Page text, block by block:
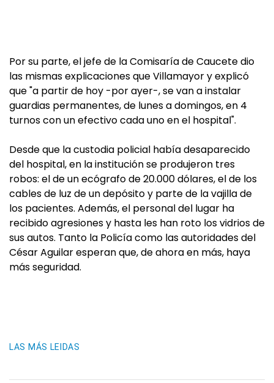
Por su parte, el jefe de la Comisaría de Caucete dio
las mismas explicaciones que Villamayor y explicó
que "a partir de hoy -por ayer-, se van a instalar
guardias permanentes, de lunes a domingos, en 4
turnos con un efectivo cada uno en el hospital".
Desde que la custodia policial había desaparecido
del hospital, en la institución se produjeron tres
robos: el de un ecógrafo de 20.000 dólares, el de los
cables de luz de un depósito y parte de la vajilla de
los pacientes. Además, el personal del lugar ha
recibido agresiones y hasta les han roto los vidrios de
sus autos. Tanto la Policía como las autoridades del
César Aguilar esperan que, de ahora en más, haya
más seguridad.
LAS MÁS LEIDAS